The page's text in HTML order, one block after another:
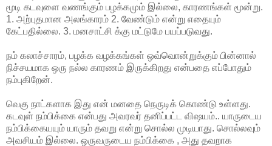
மூடி கடவுளை வணங்கும் பழக்கமும் இல்லை, காரணங்கள் மூன்று.
1. அற்புதமான அலங்காரம் 2. வேண்டும் என்று எதையும்
கேட்பதில்லை. 3. மனசாட்சி க்கு மட்டுமே பயப்படுவது.
நம் கலாச்சாரம், பழக்க வழக்கங்கள் ஒவ்வொன்றுக்கும் பின்னால்
நிச்சயமாக ஒரு நல்ல காரணம் இருக்கிறது என்பதை எப்போதும்
நம்புகிறேன்.
வெகு நாட்களாக இது என் மனதை நெருடிக் கொண்டு உள்ளது.
கடவுள் நம்பிக்கை என்பது அவரவர் தனிப்பட்ட விஷயம்.. யாருடைய
நம்பிக்கையயும் யாரும் தவறு என்று சொல்ல முடியாது. சொல்லவும்
அவசியம் இல்லை. ஒருவருடைய நம்பிக்கை , அது தவறாக